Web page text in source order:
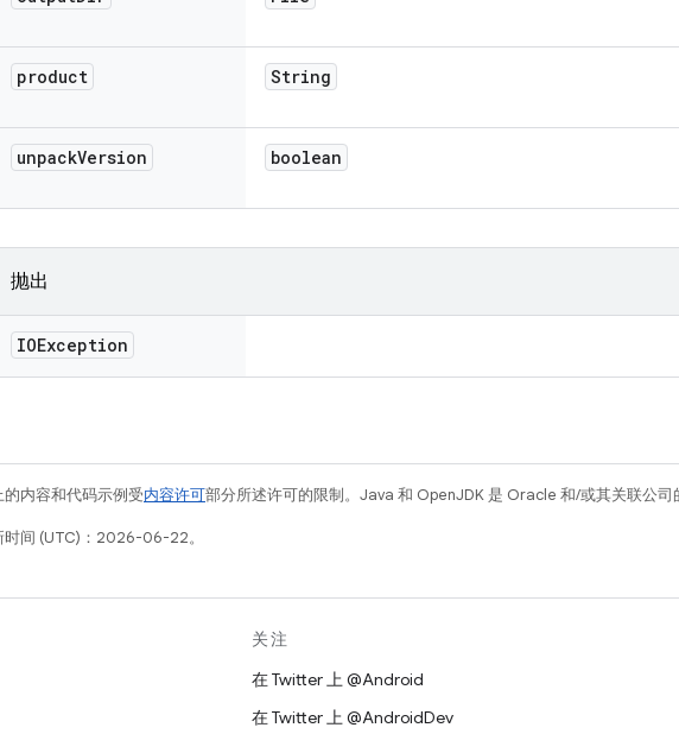
product String
unpackVersion boolean
抛出
IOException
的内容和代码示例受内容许可部分所述许可的限制。Java 和 OpenJDK 是 Oracle 和/或其关联公司
时间 (UTC)：2026-06-22。
关注
在 Twitter 上 @Android
在 Twitter 上 @AndroidDev